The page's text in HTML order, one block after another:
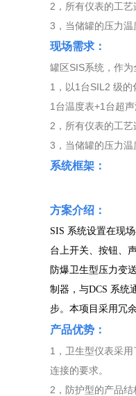
2，所有仪表的工艺
3，当储罐的压力
现场需求：
罐区SIS系统，作
1，以1台SIL2 级的
1台温度表+1台超
2，所有仪表的工艺
3，当储罐的压力
系统框架：
方案介绍：
SIS 系统设置在现
台上开关、按钮、
防爆卫生型压力变
制器，与DCS 系统
步。本项目采用冗
产品优势：
1，卫生型仪表采
连接的要求。
2，防护型的产品结